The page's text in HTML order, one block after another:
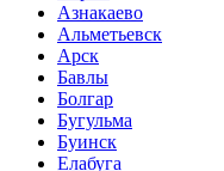
Азнакаево
Альметьевск
Арск
Бавлы
Болгар
Бугульма
Буинск
Елабуга